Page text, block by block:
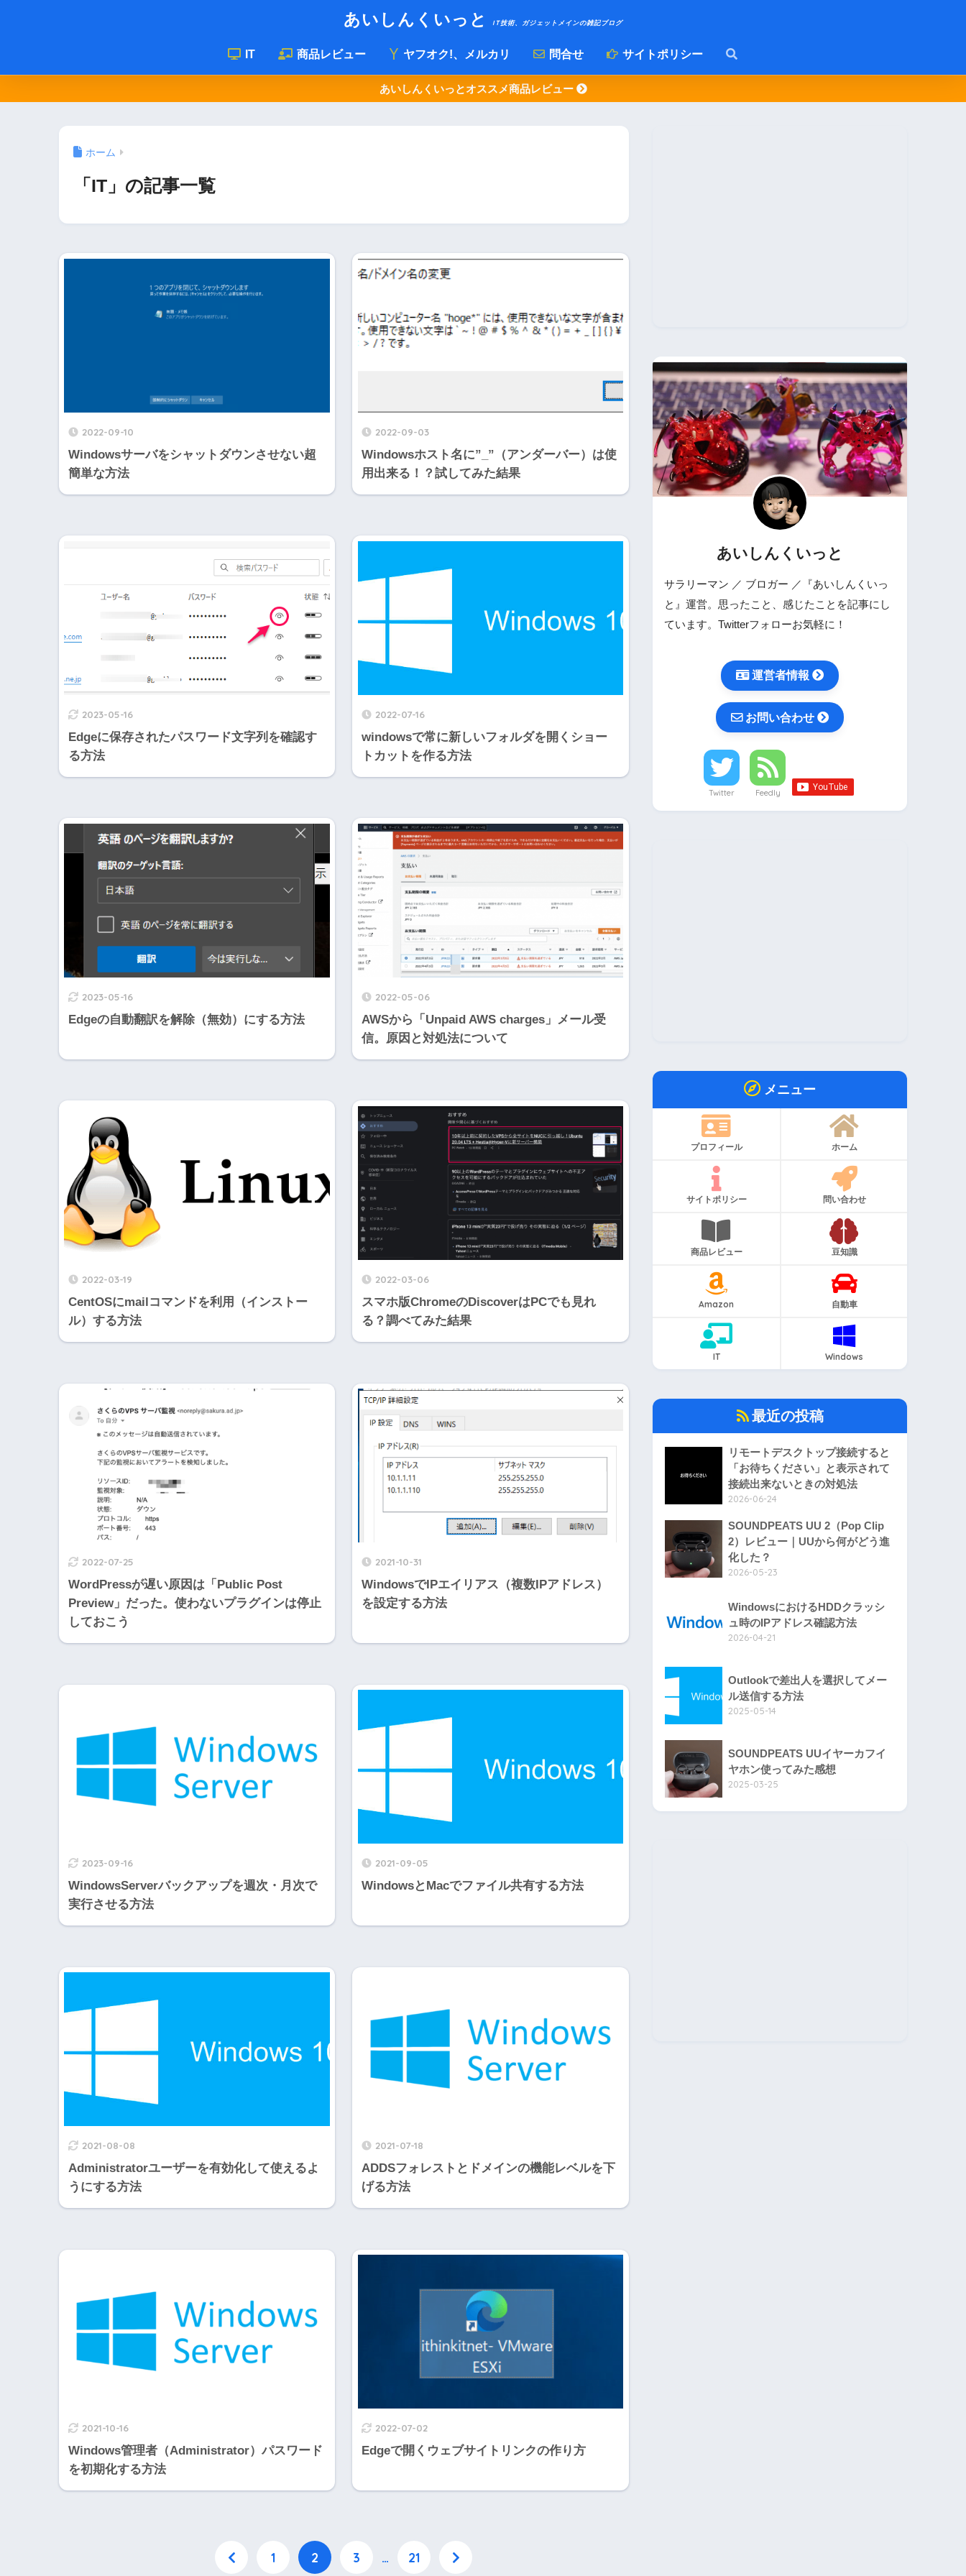
あいしんくいっと IT技術、ガジェットメインの雑記ブログ
IT 商品レビュー ヤフオク!、メルカリ 問合せ サイトポリシー
あいしんくいっとオススメ商品レビュー
ホーム
「IT」の記事一覧
2022-09-10
Windowsサーバをシャットダウンさせない超
簡単な方法
2022-09-03
Windowsホスト名に”_”（アンダーバー）は使
用出来る！？試してみた結果
2023-05-16
Edgeに保存されたパスワード文字列を確認す
る方法
2022-07-16
windowsで常に新しいフォルダを開くショー
トカットを作る方法
2023-05-16
Edgeの自動翻訳を解除（無効）にする方法
2022-05-06
AWSから「Unpaid AWS charges」メール受
信。原因と対処法について
2022-03-19
CentOSにmailコマンドを利用（インストー
ル）する方法
2022-03-06
スマホ版ChromeのDiscoverはPCでも見れ
る？調べてみた結果
2022-07-25
WordPressが遅い原因は「Public Post
Preview」だった。使わないプラグインは停止
しておこう
2021-10-31
WindowsでIPエイリアス（複数IPアドレス）
を設定する方法
2023-09-16
WindowsServerバックアップを週次・月次で
実行させる方法
2021-09-05
WindowsとMacでファイル共有する方法
2021-08-08
Administratorユーザーを有効化して使えるよ
うにする方法
2021-07-18
ADDSフォレストとドメインの機能レベルを下
げる方法
2021-10-16
Windows管理者（Administrator）パスワード
を初期化する方法
2022-07-02
Edgeで開くウェブサイトリンクの作り方
1 2 3 … 21
あいしんくいっと
サラリーマン ／ ブロガー ／『あいしんくいっ
と』運営。思ったこと、感じたことを記事にし
ています。Twitterフォローお気軽に！
運営者情報
お問い合わせ
Twitter Feedly
メニュー
プロフィール ホーム
サイトポリシー 問い合わせ
商品レビュー 豆知識
Amazon 自動車
IT Windows
最近の投稿
リモートデスクトップ接続すると
「お待ちください」と表示されて
接続出来ないときの対処法
2026-06-24
SOUNDPEATS UU 2（Pop Clip
2）レビュー｜UUから何がどう進
化した？
2026-05-23
WindowsにおけるHDDクラッシ
ュ時のIPアドレス確認方法
2026-04-21
Outlookで差出人を選択してメー
ル送信する方法
2025-05-14
SOUNDPEATS UUイヤーカフイ
ヤホン使ってみた感想
2025-03-25